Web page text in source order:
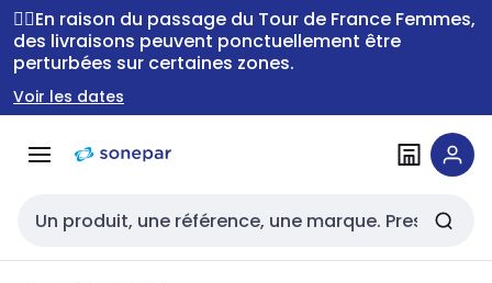
Passer à la
navigation
Passer
au
contenu
🚴‍♂️En raison du passage du Tour de France Femmes,
des livraisons peuvent ponctuellement être
perturbées sur certaines zones.
Voir les dates
Entrée de recherche